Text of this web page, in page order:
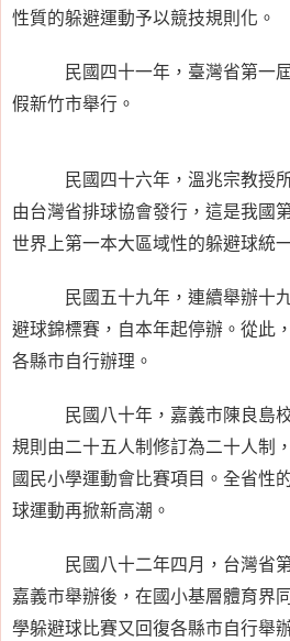
性質的躲避運動予以競技規則化。
民國四十一年，臺灣省第一
假新竹市舉行。
民國四十六年，溫兆宗教授
由台灣省排球協會發行，這是我國
世界上第一本大區域性的躲避球統
民國五十九年，連續舉辦十
避球錦標賽，自本年起停辦。從此
各縣市自行辦理。
民國八十年，嘉義市陳良島
規則由二十五人制修訂為二十人制
國民小學運動會比賽項目。全省性
球運動再掀新高潮。
民國八十二年四月，台灣省
嘉義市舉辦後，在國小基層體育界
學躲避球比賽又回復各縣市自行舉